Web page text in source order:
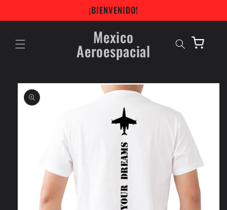
¡BIENVENIDO!
Mexico
Aeroespacial Cart
Skip to
product
information